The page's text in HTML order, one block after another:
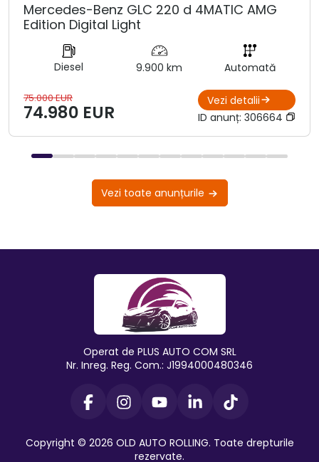
Mercedes-Benz GLC 220 d 4MATIC AMG
Edition Digital Light
Diesel 9.900 km Automată
75.000 EUR
74.980 EUR
Vezi detalii
ID anunț: 306664
Vezi toate anunțurile
Operat de PLUS AUTO COM SRL
Nr. Inreg. Reg. Com.: J1994000480346
Copyright © 2026 OLD AUTO ROLLING. Toate drepturile
rezervate.